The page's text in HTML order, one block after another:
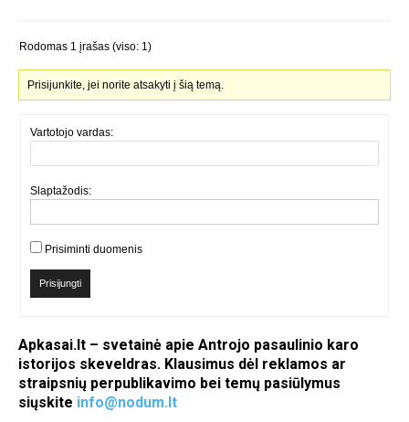
Rodomas 1 įrašas (viso: 1)
Prisijunkite, jei norite atsakyti į šią temą.
Vartotojo vardas:
Slaptažodis:
Prisiminti duomenis
Prisijungti
Apkasai.lt – svetainė apie Antrojo pasaulinio karo
istorijos skeveldras. Klausimus dėl reklamos ar
straipsnių perpublikavimo bei temų pasiūlymus
siųskite info@nodum.lt